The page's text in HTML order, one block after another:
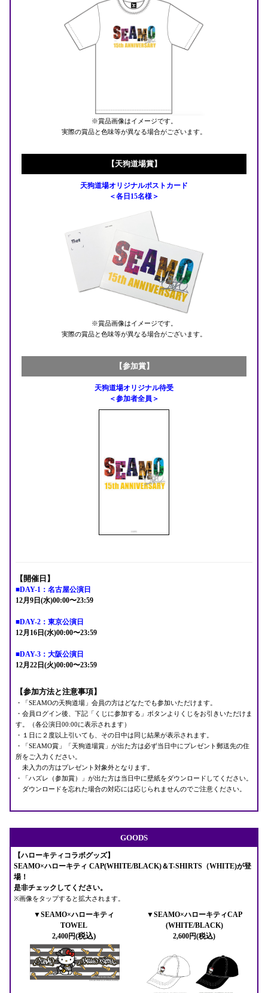
※賞品画像はイメージです。
実際の賞品と色味等が異なる場合がございます。
【天狗道場賞】
天狗道場オリジナルポストカード
＜各日15名様＞
※賞品画像はイメージです。
実際の賞品と色味等が異なる場合がございます。
【参加賞】
天狗道場オリジナル待受
＜参加者全員＞
【開催日】
■DAY-1：名古屋公演日
12月9日(水)00:00〜23:59
■DAY-2：東京公演日
12月16日(水)00:00〜23:59
■DAY-3：大阪公演日
12月22日(火)00:00〜23:59
【参加方法と注意事項】
・「SEAMOの天狗道場」会員の方はどなたでも参加いただけます。
・会員ログイン後、下記「くじに参加する」ボタンよりくじをお引きいただけま
す。（各公演日00:00に表示されます）
・１日に２度以上引いても、その日中は同じ結果が表示されます。
・「SEAMO賞」「天狗道場賞」が出た方は必ず当日中にプレゼント郵送先の住
所をご入力ください。
未入力の方はプレゼント対象外となります。
・「ハズレ（参加賞）」が出た方は当日中に壁紙をダウンロードしてください。
ダウンロードを忘れた場合の対応には応じられませんのでご注意ください。
GOODS
【ハローキティコラボグッズ】
SEAMO×ハローキティ CAP(WHITE/BLACK)＆T-SHIRTS（WHITE)が登
場！
是非チェックしてください。
※画像をタップすると拡大されます。
▼SEAMO×ハローキティ
TOWEL
2,400円(税込)
▼SEAMO×ハローキティCAP
(WHITE/BLACK)
2,600円(税込)